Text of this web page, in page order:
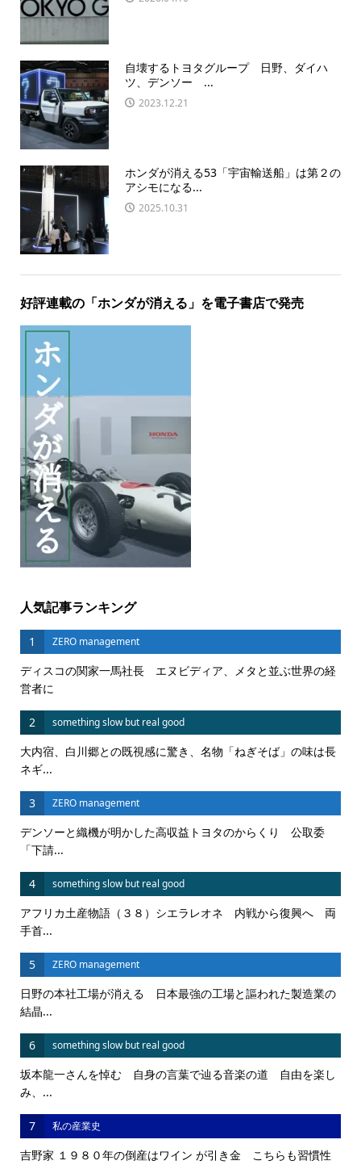
自壊するトヨタグループ 日野、ダイハ
ツ、デンソー ...
2023.12.21
ホンダが消える53「宇宙輸送船」は第２の
アシモになる...
2025.10.31
好評連載の「ホンダが消える」を電子書店で発売
人気記事ランキング
1 ZERO management
ディスコの関家一馬社長 エヌビディア、メタと並ぶ世界の経
営者に
2 something slow but real good
大内宿、白川郷との既視感に驚き、名物「ねぎそば」の味は長
ネギ...
3 ZERO management
デンソーと織機が明かした高収益トヨタのからくり 公取委
「下請...
4 something slow but real good
アフリカ土産物語（３８）シエラレオネ 内戦から復興へ 両
手首...
5 ZERO management
日野の本社工場が消える 日本最強の工場と謳われた製造業の
結晶...
6 something slow but real good
坂本龍一さんを悼む 自身の言葉で辿る音楽の道 自由を楽し
み、...
7 私の産業史
吉野家 １９８０年の倒産はワイン が引き金 こちらも習慣性